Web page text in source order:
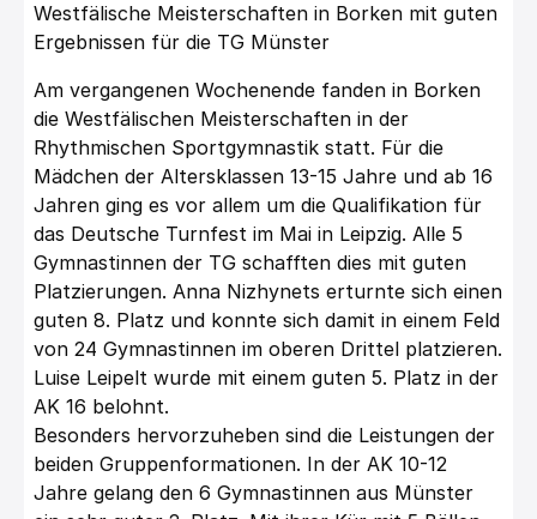
Westfälische Meisterschaften in Borken mit guten
Ergebnissen für die TG Münster
Am vergangenen Wochenende fanden in Borken
die Westfälischen Meisterschaften in der
Rhythmischen Sportgymnastik statt. Für die
Mädchen der Altersklassen 13-15 Jahre und ab 16
Jahren ging es vor allem um die Qualifikation für
das Deutsche Turnfest im Mai in Leipzig. Alle 5
Gymnastinnen der TG schafften dies mit guten
Platzierungen. Anna Nizhynets erturnte sich einen
guten 8. Platz und konnte sich damit in einem Feld
von 24 Gymnastinnen im oberen Drittel platzieren.
Luise Leipelt wurde mit einem guten 5. Platz in der
AK 16 belohnt.
Besonders hervorzuheben sind die Leistungen der
beiden Gruppenformationen. In der AK 10-12
Jahre gelang den 6 Gymnastinnen aus Münster